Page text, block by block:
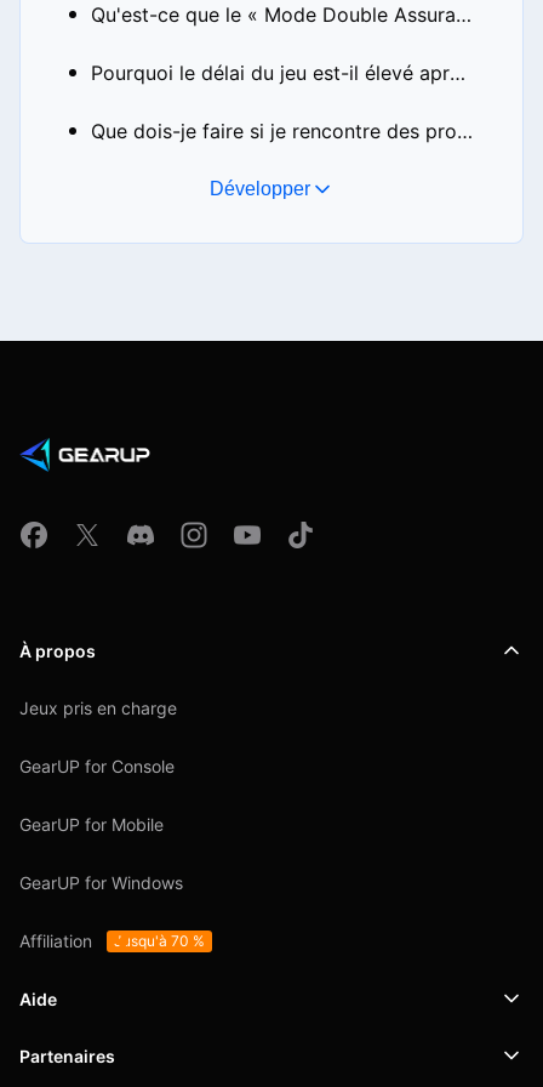
Qu'est-ce que le « Mode Double Assurance » ?
Pourquoi le délai du jeu est-il élevé après l'activation du boost ?
Que dois-je faire si je rencontre des problèmes lors de l'utilisation ?
Développer
À propos
Jeux pris en charge
GearUP for Console
GearUP for Mobile
GearUP for Windows
Affiliation Jusqu'à 70 %
Aide
Support
Partenaires